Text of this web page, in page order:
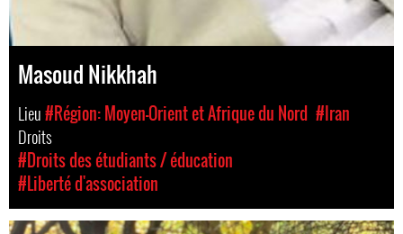
Masoud Nikkhah
Lieu#Région: Moyen-Orient et Afrique du Nord #Iran
Droits
#Droits des étudiants / éducation
#Liberté d'association